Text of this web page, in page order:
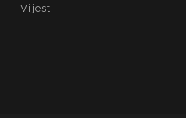
Vijesti